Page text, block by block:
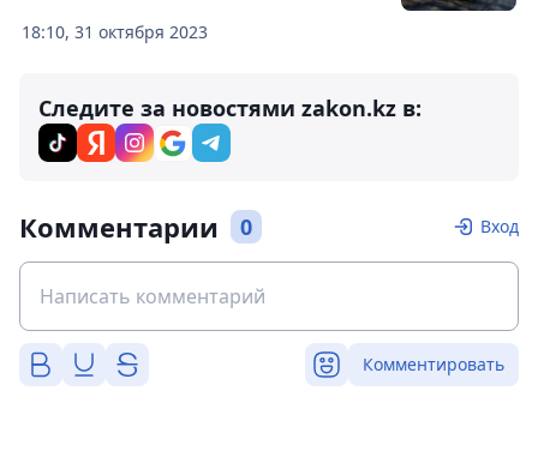
18:10, 31 октября 2023
Следите за новостями zakon.kz в:
Комментарии 0 Вход
Комментировать